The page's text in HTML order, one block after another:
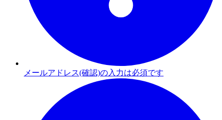
メールアドレス(確認)の入力は必須です